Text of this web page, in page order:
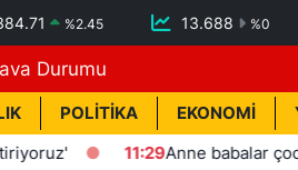
%2.45 13.688 %0
Durumu
POLİTİKA EKONOMİ
11:29Anne babalar çocuklarıyla